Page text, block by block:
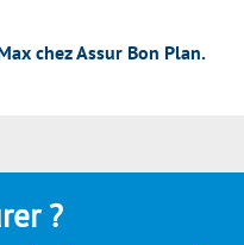
chez Assur Bon Plan.
?